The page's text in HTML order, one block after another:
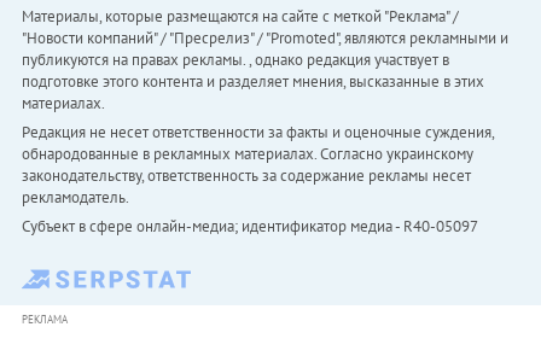
Материалы, которые размещаются на сайте с меткой "Реклама" /
"Новости компаний" / "Пресрелиз" / "Promoted", являются рекламными и
публикуются на правах рекламы. , однако редакция участвует в
подготовке этого контента и разделяет мнения, высказанные в этих
материалах.
Редакция не несет ответственности за факты и оценочные суждения,
обнародованные в рекламных материалах. Согласно украинскому
законодательству, ответственность за содержание рекламы несет
рекламодатель.
Субъект в сфере онлайн-медиа; идентификатор медиа - R40-05097
РЕКЛАМА